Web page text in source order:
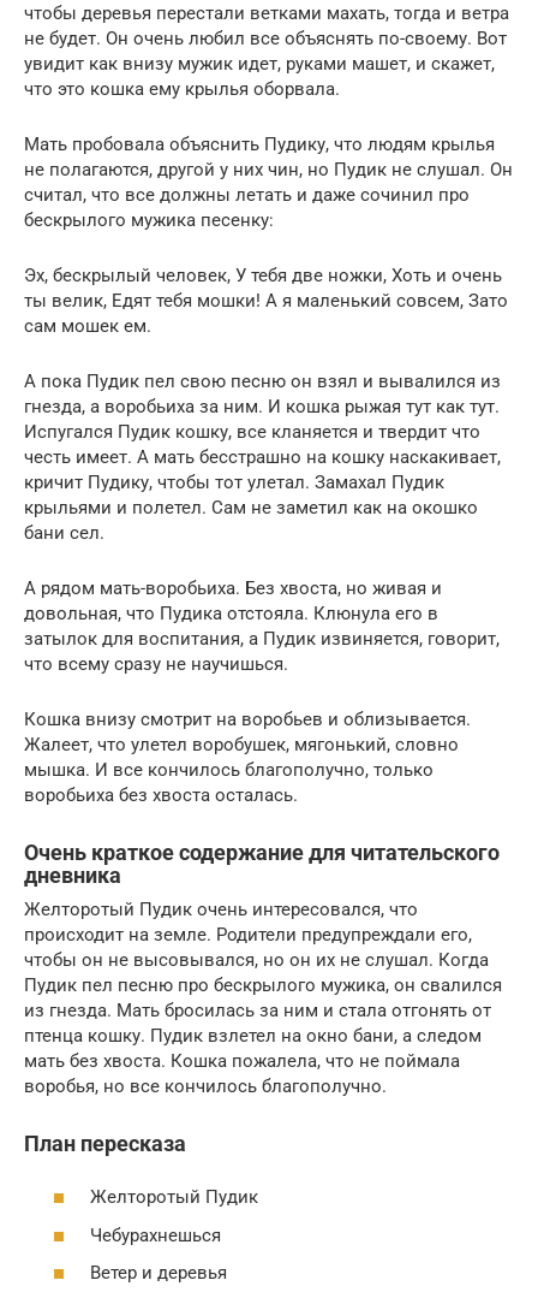
чтобы деревья перестали ветками махать, тогда и ветра
не будет. Он очень любил все объяснять по-своему. Вот
увидит как внизу мужик идет, руками машет, и скажет,
что это кошка ему крылья оборвала.
Мать пробовала объяснить Пудику, что людям крылья
не полагаются, другой у них чин, но Пудик не слушал. Он
считал, что все должны летать и даже сочинил про
бескрылого мужика песенку:
Эх, бескрылый человек, У тебя две ножки, Хоть и очень
ты велик, Едят тебя мошки! А я маленький совсем, Зато
сам мошек ем.
А пока Пудик пел свою песню он взял и вывалился из
гнезда, а воробьиха за ним. И кошка рыжая тут как тут.
Испугался Пудик кошку, все кланяется и твердит что
честь имеет. А мать бесстрашно на кошку наскакивает,
кричит Пудику, чтобы тот улетал. Замахал Пудик
крыльями и полетел. Сам не заметил как на окошко
бани сел.
А рядом мать-воробьиха. Без хвоста, но живая и
довольная, что Пудика отстояла. Клюнула его в
затылок для воспитания, а Пудик извиняется, говорит,
что всему сразу не научишься.
Кошка внизу смотрит на воробьев и облизывается.
Жалеет, что улетел воробушек, мягонький, словно
мышка. И все кончилось благополучно, только
воробьиха без хвоста осталась.
Очень краткое содержание для читательского
дневника
Желторотый Пудик очень интересовался, что
происходит на земле. Родители предупреждали его,
чтобы он не высовывался, но он их не слушал. Когда
Пудик пел песню про бескрылого мужика, он свалился
из гнезда. Мать бросилась за ним и стала отгонять от
птенца кошку. Пудик взлетел на окно бани, а следом
мать без хвоста. Кошка пожалела, что не поймала
воробья, но все кончилось благополучно.
План пересказа
Желторотый Пудик
Чебурахнешься
Ветер и деревья